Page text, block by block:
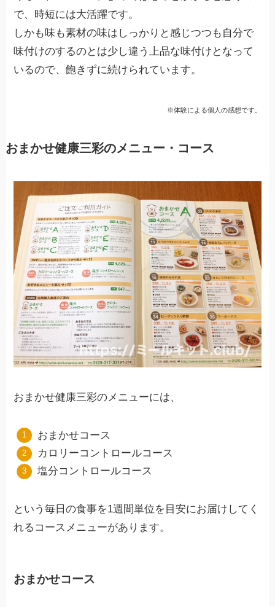
で、時短には大活躍です。
しかも味も素材の味はしっかりと感じつつも自分で
味付けのするのとは少し違う上品な味付けとなって
いるので、飽きずに続けられています。
※体験による個人の感想です。
おまかせ健康三彩のメニュー・コース
おまかせ健康三彩のメニューには、
おまかせコース
カロリーコントロールコース
塩分コントロールコース
という毎日の食事を1週間単位を目安にお届けしてく
れるコースメニューがあります。
おまかせコース